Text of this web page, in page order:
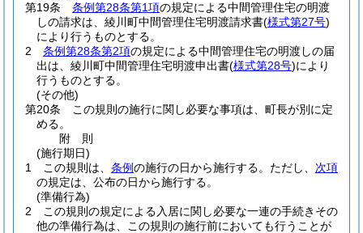
第19条
条例第28条第1項の規定による中間管理住宅の明渡
しの請求は、綾川町中間管理住宅明渡請求書(様式第27号)
により行うものとする。
2
条例第28条第2項の規定による中間管理住宅の明渡しの届
出は、綾川町中間管理住宅明渡申出書(様式第28号)により
行うものとする。
(その他)
第20条
この規則の施行に関し必要な事項は、町長が別に定
める。
附 則
(施行期日)
1
この規則は、 条例の施行の日から施行する。 ただし、 次項
の規定は、公布の日から施行する。
(準備行為)
2
この規則の規定による入居に関し必要な一連の手続きその
他の準備行為は、この規則の施行前においても行うことが